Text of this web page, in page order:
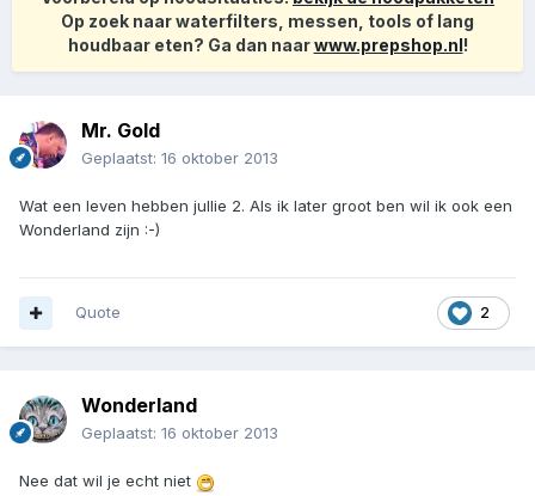
Op zoek naar waterfilters, messen, tools of lang
houdbaar eten? Ga dan naarwww.prepshop.nl!
Mr. Gold
Geplaatst: 16 oktober 2013
Wat een leven hebben jullie 2. Als ik later groot ben wil ik ook een
Wonderland zijn :-)
2
Quote
Wonderland
Geplaatst: 16 oktober 2013
Nee dat wil je echt niet